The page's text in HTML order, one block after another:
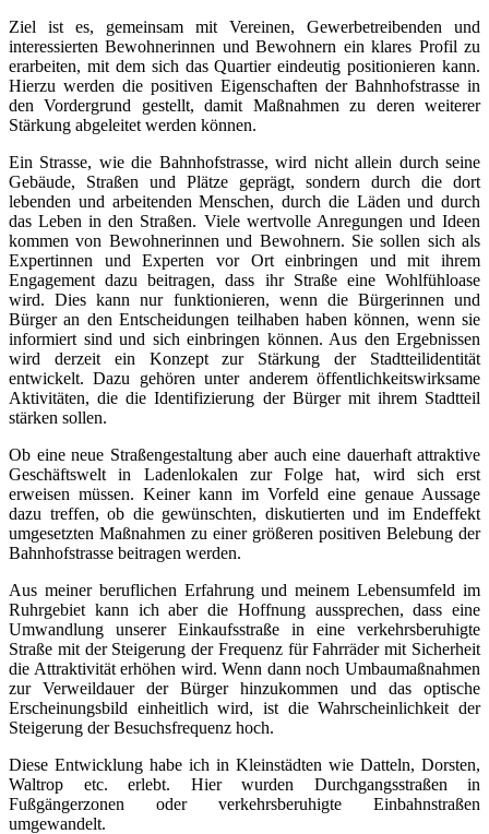
Ziel ist es, gemeinsam mit Vereinen, Gewerbetreibenden und
interessierten Bewohnerinnen und Bewohnern ein klares Profil zu
erarbeiten, mit dem sich das Quartier eindeutig positionieren kann.
Hierzu werden die positiven Eigenschaften der Bahnhofstrasse in
den Vordergrund gestellt, damit Maßnahmen zu deren weiterer
Stärkung abgeleitet werden können.
Ein Strasse, wie die Bahnhofstrasse, wird nicht allein durch seine
Gebäude, Straßen und Plätze geprägt, sondern durch die dort
lebenden und arbeitenden Menschen, durch die Läden und durch
das Leben in den Straßen. Viele wertvolle Anregungen und Ideen
kommen von Bewohnerinnen und Bewohnern. Sie sollen sich als
Expertinnen und Experten vor Ort einbringen und mit ihrem
Engagement dazu beitragen, dass ihr Straße eine Wohlfühloase
wird. Dies kann nur funktionieren, wenn die Bürgerinnen und
Bürger an den Entscheidungen teilhaben haben können, wenn sie
informiert sind und sich einbringen können. Aus den Ergebnissen
wird derzeit ein Konzept zur Stärkung der Stadtteilidentität
entwickelt. Dazu gehören unter anderem öffentlichkeitswirksame
Aktivitäten, die die Identifizierung der Bürger mit ihrem Stadtteil
stärken sollen.
Ob eine neue Straßengestaltung aber auch eine dauerhaft attraktive
Geschäftswelt in Ladenlokalen zur Folge hat, wird sich erst
erweisen müssen. Keiner kann im Vorfeld eine genaue Aussage
dazu treffen, ob die gewünschten, diskutierten und im Endeffekt
umgesetzten Maßnahmen zu einer größeren positiven Belebung der
Bahnhofstrasse beitragen werden.
Aus meiner beruflichen Erfahrung und meinem Lebensumfeld im
Ruhrgebiet kann ich aber die Hoffnung aussprechen, dass eine
Umwandlung unserer Einkaufsstraße in eine verkehrsberuhigte
Straße mit der Steigerung der Frequenz für Fahrräder mit Sicherheit
die Attraktivität erhöhen wird. Wenn dann noch Umbaumaßnahmen
zur Verweildauer der Bürger hinzukommen und das optische
Erscheinungsbild einheitlich wird, ist die Wahrscheinlichkeit der
Steigerung der Besuchsfrequenz hoch.
Diese Entwicklung habe ich in Kleinstädten wie Datteln, Dorsten,
Waltrop etc. erlebt. Hier wurden Durchgangsstraßen in
Fußgängerzonen oder verkehrsberuhigte Einbahnstraßen
umgewandelt.